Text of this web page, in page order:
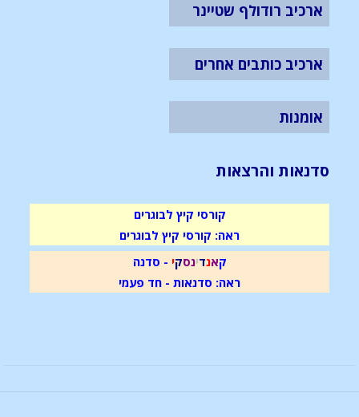
ארכיב רודולף שטיינר
ארכיב כותבים אחרים
אומנות
סדנאות והרצאות
קורסי קיץ לבוגרים
ראה: קורסי קיץ לבוגרים
קאנדינסקי - סדנה
ראה: סדנאות - חד פעמי